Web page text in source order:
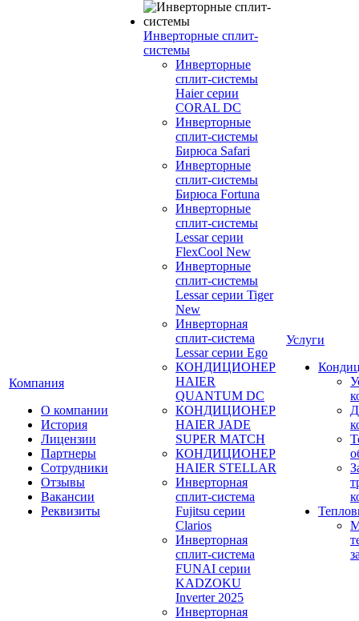
Компания
О компании
История
Лицензии
Партнеры
Сотрудники
Отзывы
Вакансии
Реквизиты
Инверторные сплит-
системы
Инверторные
сплит-системы
Haier серии
CORAL DC
Инверторные
сплит-системы
Бирюса Safari
Инверторные
сплит-системы
Бирюса Fortuna
Инверторные
сплит-системы
Lessar серии
FlexCool New
Инверторные
сплит-системы
Lessar серии Tiger
New
Инверторная
сплит-система
Lessar серии Ego
КОНДИЦИОНЕР
HAIER
QUANTUM DC
КОНДИЦИОНЕР
HAIER JADE
SUPER MATCH
КОНДИЦИОНЕР
HAIER STELLAR
Инверторная
сплит-система
Fujitsu серии
Clarios
Инверторная
сплит-система
FUNAI серии
KADZOKU
Inverter 2025
Инверторная
Услуги